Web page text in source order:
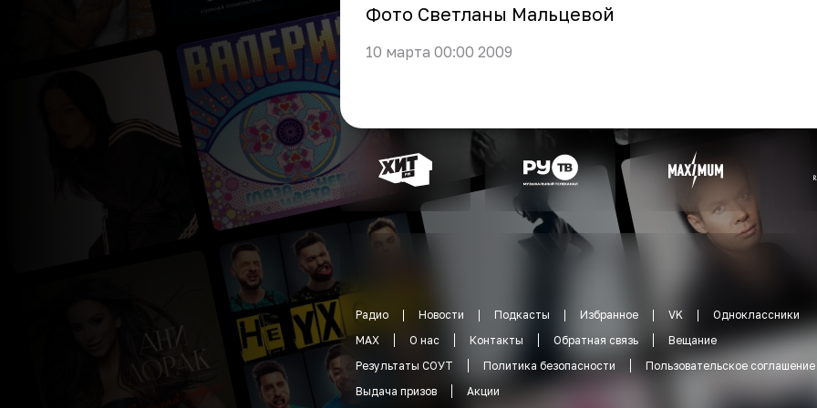
Фото Светланы Мальцевой
10 марта 00:00 2009
Радио Новости Подкасты Избранное VK
Одноклассники
MAX
О нас Контакты Обратная связь
Вещание
Результаты СОУТ
Политика безопасности
Пользовательское соглашение
Выдача призов
Акции